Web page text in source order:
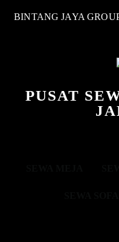
BINTANG JAYA
PUSAT